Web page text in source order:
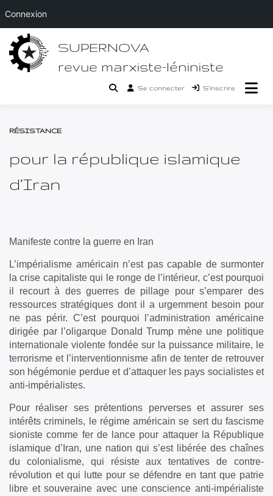
Passer
contenu
SUPERNOVA
revue marxiste-léniniste
Se connecter S’inscrire
RÉSISTANCE
pour la république islamique
d’Iran
Manifeste contre la guerre en Iran
L’impérialisme américain n’est pas capable de surmonter
la crise capitaliste qui le ronge de l’intérieur, c’est pourquoi
il recourt à des guerres de pillage pour s’emparer des
ressources stratégiques dont il a urgemment besoin pour
ne pas périr. C’est pourquoi l’administration américaine
dirigée par l’oligarque Donald Trump mène une politique
internationale violente fondée sur la puissance militaire, le
terrorisme et l’interventionnisme afin de tenter de retrouver
son hégémonie perdue et d’attaquer les pays socialistes et
anti-impérialistes.
Pour réaliser ses prétentions perverses et assurer ses
intérêts criminels, le régime américain se sert du fascisme
sioniste comme fer de lance pour attaquer la République
islamique d’Iran, une nation qui s’est libérée des chaînes
du colonialisme, qui résiste aux tentatives de contre-
révolution et qui lutte pour se défendre en tant que patrie
libre et souveraine avec une conscience anti-impérialiste
Connexion